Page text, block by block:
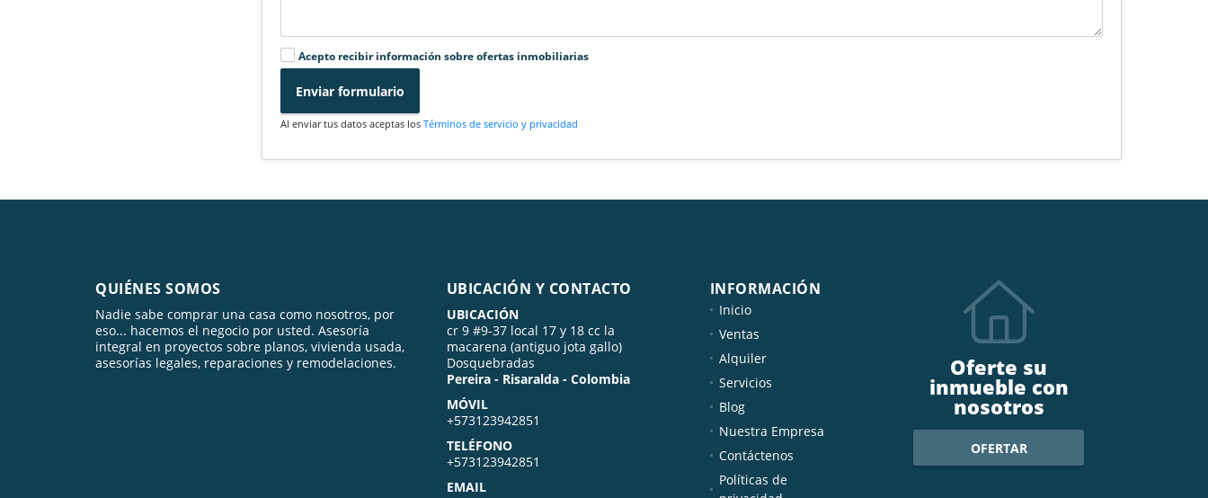
Acepto recibir información sobre ofertas inmobiliarias
Enviar formulario
Al enviar tus datos aceptas losTérminos de servicio y privacidad
QUIÉNES SOMOS
Nadie sabe comprar una casa como nosotros, por
eso... hacemos el negocio por usted. Asesoría
integral en proyectos sobre planos, vivienda usada,
asesorías legales, reparaciones y remodelaciones.
UBICACIÓN Y CONTACTO
UBICACIÓN
cr 9 #9-37 local 17 y 18 cc la
macarena (antiguo jota gallo)
Dosquebradas
Pereira - Risaralda - Colombia
MÓVIL
+573123942851
TELÉFONO
+573123942851
EMAIL
INFORMACIÓN
Inicio
Ventas
Alquiler
Servicios
Blog
Nuestra Empresa
Contáctenos
Políticas de
Oferte su
inmueble con
nosotros
OFERTAR